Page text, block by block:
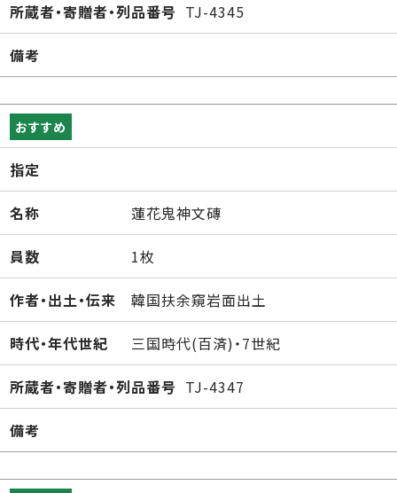
所蔵者・寄贈者・列品番号 TJ-4345
備考
おすすめ
指定
名称 蓮花鬼神文磚
員数 1枚
作者・出土・伝来 韓国扶余窺岩面出土
時代・年代世紀 三国時代(百済)・7世紀
所蔵者・寄贈者・列品番号 TJ-4347
備考